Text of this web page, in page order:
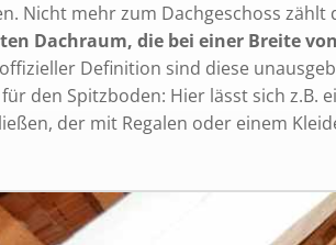
Nicht mehr zum Dachgeschoss zählt
Dachraum, die bei einer Breite
Definition sind diese
den Spitzboden: Hier lässt sich
der mit Regalen oder einem